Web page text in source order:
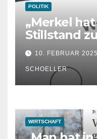
POLITIK
„Merkel hat
Stillstand
10. FEBRUAR 2025
SCHOELLER
WIRTSCHAFT